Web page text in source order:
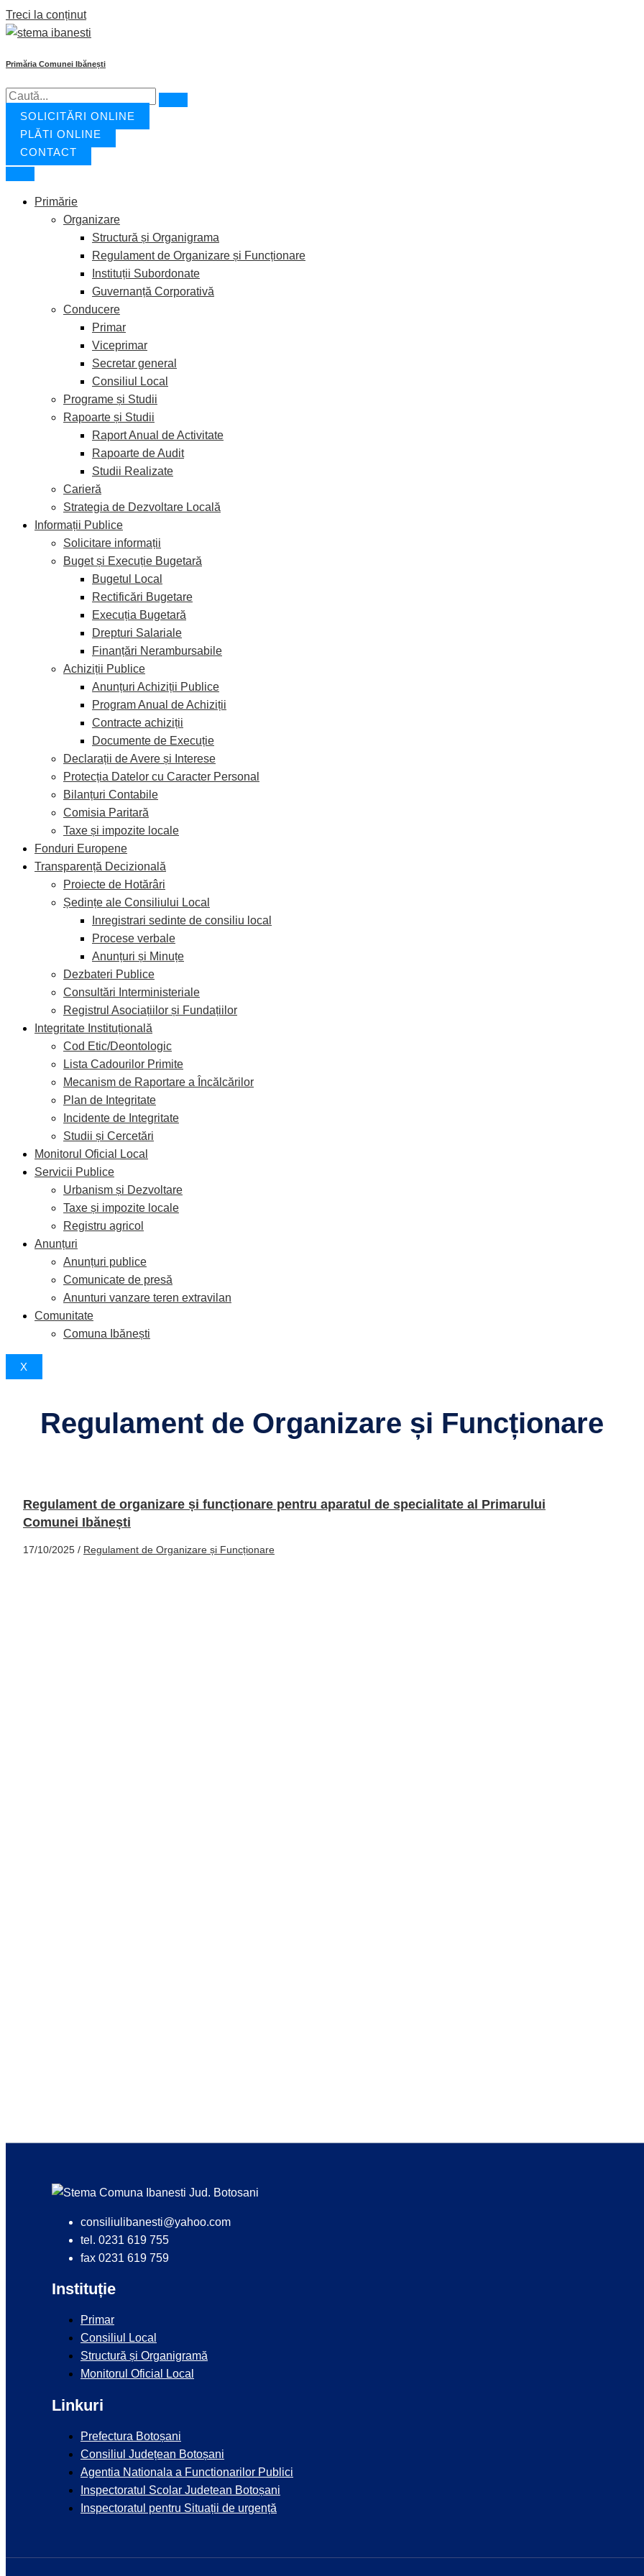
Treci la conținut
Primăria Comunei Ibănești
SOLICITĂRI ONLINE
PLĂȚI ONLINE
CONTACT
Primărie
Organizare
Structură și Organigrama
Regulament de Organizare și Funcționare
Instituții Subordonate
Guvernanță Corporativă
Conducere
Primar
Viceprimar
Secretar general
Consiliul Local
Programe și Studii
Rapoarte și Studii
Raport Anual de Activitate
Rapoarte de Audit
Studii Realizate
Carieră
Strategia de Dezvoltare Locală
Informații Publice
Solicitare informații
Buget și Execuție Bugetară
Bugetul Local
Rectificări Bugetare
Execuția Bugetară
Drepturi Salariale
Finanțări Nerambursabile
Achiziții Publice
Anunțuri Achiziții Publice
Program Anual de Achiziții
Contracte achiziții
Documente de Execuție
Declarații de Avere și Interese
Protecția Datelor cu Caracter Personal
Bilanțuri Contabile
Comisia Paritară
Taxe și impozite locale
Fonduri Europene
Transparență Decizională
Proiecte de Hotărâri
Ședințe ale Consiliului Local
Inregistrari sedinte de consiliu local
Procese verbale
Anunțuri și Minuțe
Dezbateri Publice
Consultări Interministeriale
Registrul Asociațiilor și Fundațiilor
Integritate Instituțională
Cod Etic/Deontologic
Lista Cadourilor Primite
Mecanism de Raportare a Încălcărilor
Plan de Integritate
Incidente de Integritate
Studii și Cercetări
Monitorul Oficial Local
Servicii Publice
Urbanism și Dezvoltare
Taxe și impozite locale
Registru agricol
Anunțuri
Anunțuri publice
Comunicate de presă
Anunturi vanzare teren extravilan
Comunitate
Comuna Ibănești
X
Regulament de Organizare și Funcționare
Regulament de organizare și funcționare pentru aparatul de specialitate al Primarului
Comunei Ibănești
17/10/2025 / Regulament de Organizare și Funcționare
consiliulibanesti@yahoo.com
tel. 0231 619 755
fax 0231 619 759
Instituție
Primar
Consiliul Local
Structură și Organigramă
Monitorul Oficial Local
Linkuri
Prefectura Botoșani
Consiliul Județean Botoșani
Agentia Nationala a Functionarilor Publici
Inspectoratul Scolar Judetean Botoșani
Inspectoratul pentru Situații de urgență